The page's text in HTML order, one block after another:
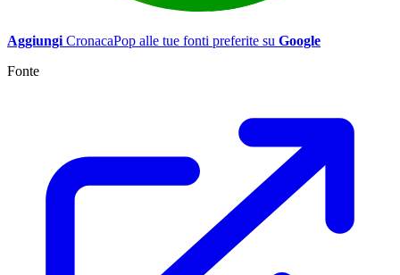
Aggiungi CronacaPop alle tue fonti preferite su Google
Fonte